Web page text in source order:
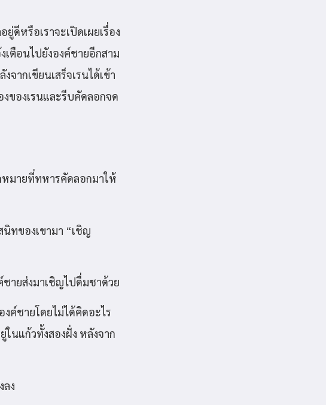
ดีหรือเราจะเปิดเผยเรื่อง
ตือนไปยังองค์ชายอีกสาม
ากเขียนเสร็จเรนได้เข้า
ของเรนและรีบคัดลอกจด
หมายที่ทหารคัดลอกมาให้
ทของเขามา “เชิญ
ายส่งมาเชิญไปดื่มชาด้วย
ค์ชายโดยไม่ได้คิดอะไร
นแก้วทั้งสองฝั่ง หลังจาก
ลง